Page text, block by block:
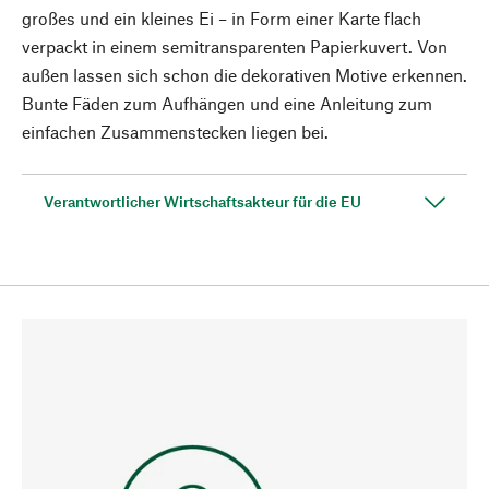
großes und ein kleines Ei – in Form einer Karte flach
verpackt in einem semitransparenten Papierkuvert. Von
außen lassen sich schon die dekorativen Motive erkennen.
Bunte Fäden zum Aufhängen und eine Anleitung zum
einfachen Zusammenstecken liegen bei.
Verantwortlicher Wirtschaftsakteur für die EU